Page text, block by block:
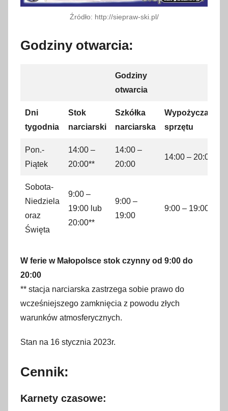
Źródło: http://siepraw-ski.pl/
Godziny otwarcia:
Godziny
otwarcia
Dni
tygodnia
Stok
narciarski
Szkółka
narciarska
Wypożyczalnia
sprzętu
Pon.-
Piątek
14:00 –
20:00**
14:00 –
20:00
14:00 – 20:00
Sobota-
Niedziela
oraz
Święta
9:00 –
19:00 lub
20:00**
9:00 –
19:00
9:00 – 19:00
W ferie w Małopolsce stok czynny od 9:00 do
20:00
** stacja narciarska zastrzega sobie prawo do
wcześniejszego zamknięcia z powodu złych
warunków atmosferycznych.
Stan na 16 stycznia 2023r.
Cennik:
Karnety czasowe: